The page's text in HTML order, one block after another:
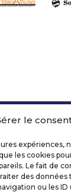
le
expériences,
les cookies
Le fait de
des données
ou les ID